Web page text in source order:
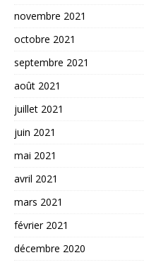
novembre 2021
octobre 2021
septembre 2021
août 2021
juillet 2021
juin 2021
mai 2021
avril 2021
mars 2021
février 2021
décembre 2020